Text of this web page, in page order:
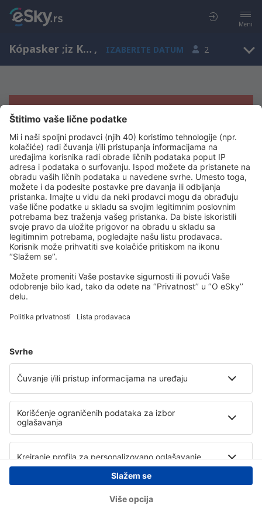
Meni
Kópasker ;iz Kópasker ;za Kópasker ;u Kópasker , Northeastern Region, Island , IZABERITE DATUM 2
Žao nam je, ne možemo da prikažemo
rezultate
Pokušajte još jednom kad izaberete druge kriterijume
Copyright © eSky.rs. Sva prava zadržana.